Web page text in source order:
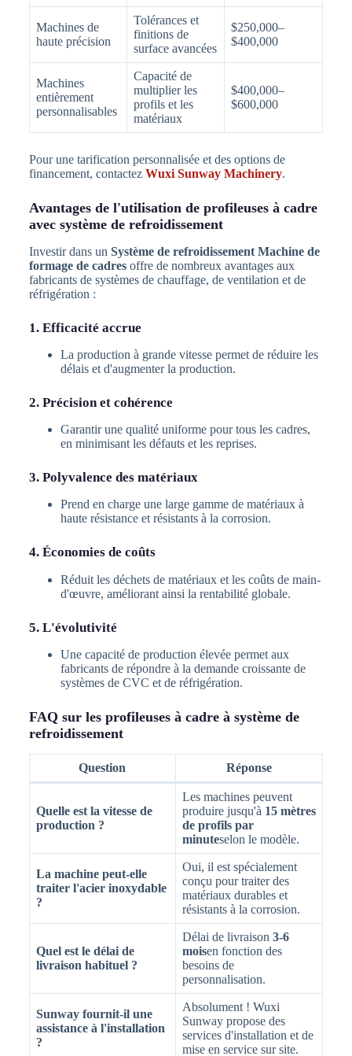
Machines de
haute précision
Tolérances et
finitions de
surface avancées
$250,000–
$400,000
Machines
entièrement
personnalisables
Capacité de
multiplier les
profils et les
matériaux
$400,000–
$600,000
Pour une tarification personnalisée et des options de
financement, contactez Wuxi Sunway Machinery.
Avantages de l'utilisation de profileuses à cadre
avec système de refroidissement
Investir dans un Système de refroidissement Machine de
formage de cadresoffre de nombreux avantages aux
fabricants de systèmes de chauffage, de ventilation et de
réfrigération :
1. Efficacité accrue
La production à grande vitesse permet de réduire les
délais et d'augmenter la production.
2. Précision et cohérence
Garantir une qualité uniforme pour tous les cadres,
en minimisant les défauts et les reprises.
3. Polyvalence des matériaux
Prend en charge une large gamme de matériaux à
haute résistance et résistants à la corrosion.
4. Économies de coûts
Réduit les déchets de matériaux et les coûts de main-
d'œuvre, améliorant ainsi la rentabilité globale.
5. L'évolutivité
Une capacité de production élevée permet aux
fabricants de répondre à la demande croissante de
systèmes de CVC et de réfrigération.
FAQ sur les profileuses à cadre à système de
refroidissement
Question Réponse
Quelle est la vitesse de
production ?
Les machines peuvent
produire jusqu'à 15 mètres
de profils par
minuteselon le modèle.
La machine peut-elle
traiter l'acier inoxydable
?
Oui, il est spécialement
conçu pour traiter des
matériaux durables et
résistants à la corrosion.
Quel est le délai de
livraison habituel ?
Délai de livraison 3-6
moisen fonction des
besoins de
personnalisation.
Sunway fournit-il une
assistance à l'installation
?
Absolument ! Wuxi
Sunway propose des
services d'installation et de
mise en service sur site.